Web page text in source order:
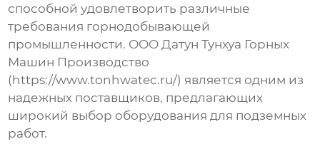
способной удовлетворить различные
требования горнодобывающей
промышленности. ООО Датун Тунхуа Горных
Машин Производство
(https://www.tonhwatec.ru/) является одним из
надежных поставщиков, предлагающих
широкий выбор оборудования для подземных
работ.